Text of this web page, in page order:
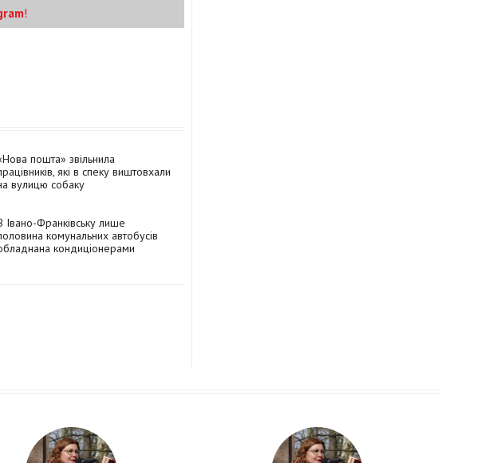
!
пошта» звільнила
які в спеку виштовхали
вулицю собаку
Івано-Франківську лише
комунальних автобусів
кондиціонерами